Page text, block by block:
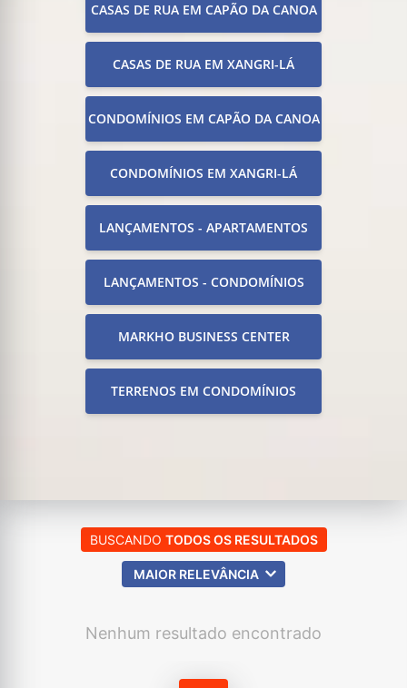
CASAS DE RUA EM CAPÃO DA CANOA
CASAS DE RUA EM XANGRI-LÁ
CONDOMÍNIOS EM CAPÃO DA CANOA
CONDOMÍNIOS EM XANGRI-LÁ
LANÇAMENTOS - APARTAMENTOS
LANÇAMENTOS - CONDOMÍNIOS
MARKHO BUSINESS CENTER
TERRENOS EM CONDOMÍNIOS
BUSCANDO TODOS OS RESULTADOS
MAIOR RELEVÂNCIA
Nenhum resultado encontrado